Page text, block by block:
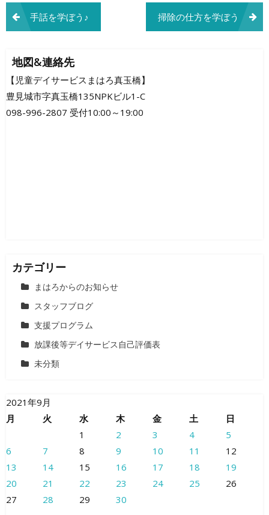
投
稿
ナ
ビ
ゲ
手話を学ぼう♪ 掃除の仕方を学ぼう
地図&連絡先
【児童デイサービスまはろ真玉橋】
豊見城市字真玉橋135NPKビル1-C
098-996-2807 受付10:00～19:00
カテゴリー
まはろからのお知らせ
スタッフブログ
支援プログラム
放課後等デイサービス自己評価表
未分類
2021年9月
月
火 水 木 金 土
日
1
2 3 4
5
6
7 8 9 10 11
12
13
14 15 16 17 18
19
20
21 22 23 24 25
26
27
28 29 30